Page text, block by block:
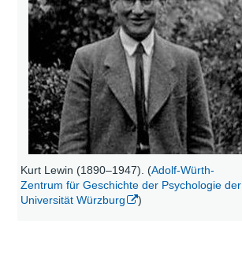
Kurt Lewin (1890–1947). (Adolf-Würth-
Zentrum für Geschichte der Psychologie der
Universität Würzburg
)